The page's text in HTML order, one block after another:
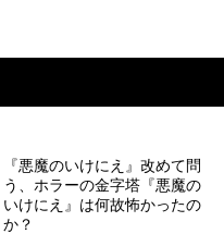
『悪魔のいけにえ』改めて問
う、ホラーの金字塔『悪魔の
いけにえ』は何故怖かったの
か？